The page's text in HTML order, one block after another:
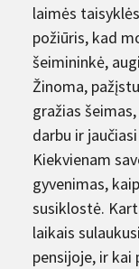
laimės
požiūris, kad
šeimininkė,
Žinoma,
gražias
darbu ir
Kiekvienam
gyvenimas,
susiklostė.
laikais
pensijoje, ir kai